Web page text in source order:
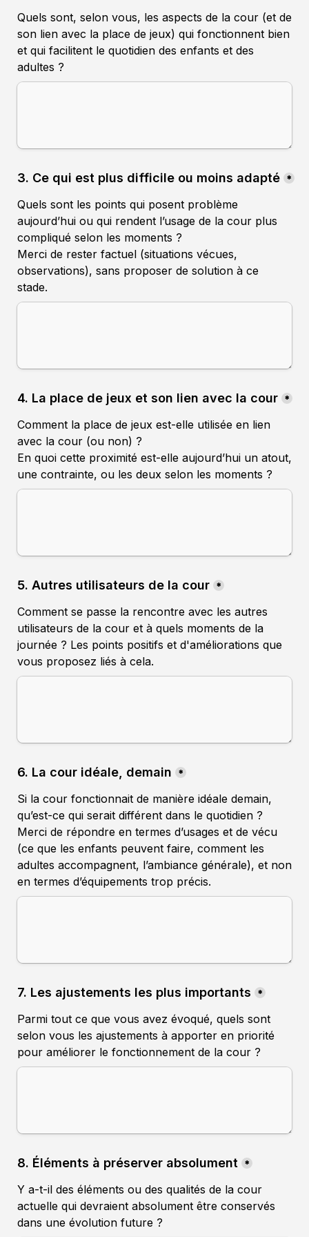
Quels sont, selon vous, les aspects de la cour (et de
son lien avec la place de jeux) qui fonctionnent bien
et qui facilitent le quotidien des enfants et des
adultes ?
3. Ce qui est plus difficile ou moins adapté *
Quels sont les points qui posent problème
aujourd’hui ou qui rendent l’usage de la cour plus
compliqué selon les moments ?
Merci de rester factuel (situations vécues,
observations), sans proposer de solution à ce
stade.
4. La place de jeux et son lien avec la cour *
Comment la place de jeux est-elle utilisée en lien
avec la cour (ou non) ?
En quoi cette proximité est-elle aujourd’hui un atout,
une contrainte, ou les deux selon les moments ?
5. Autres utilisateurs de la cour *
Comment se passe la rencontre avec les autres
utilisateurs de la cour et à quels moments de la
journée ? Les points positifs et d'améliorations que
6. La cour idéale, demain *
Si la cour fonctionnait de manière idéale demain,
qu’est-ce qui serait différent dans le quotidien ?
Merci de répondre en termes d’usages et de vécu
(ce que les enfants peuvent faire, comment les
adultes accompagnent, l’ambiance générale), et non
en termes d’équipements trop précis.
7. Les ajustements les plus importants *
Parmi tout ce que vous avez évoqué, quels sont
selon vous les ajustements à apporter en priorité
8. Éléments à préserver absolument *
Y a-t-il des éléments ou des qualités de la cour
actuelle qui devraient absolument être conservés
dans une évolution future ?